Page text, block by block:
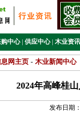
购中心 | 供应中心 | 木业资讯
网主页 - 木业新闻中心
2024年高峰桂
发布日期